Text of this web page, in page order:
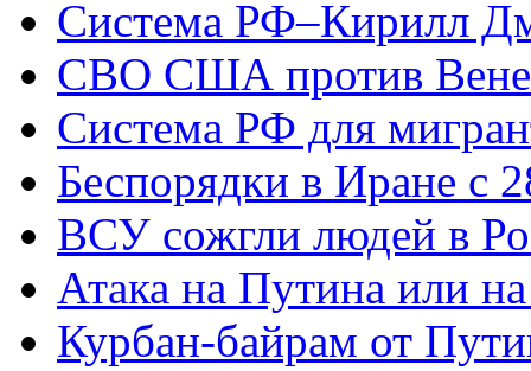
Система РФ–Кирилл
СВО США против
Система РФ для
Беспорядки в Иране с
ВСУ сожгли людей в
Атака на Путина или
Курбан-байрам от